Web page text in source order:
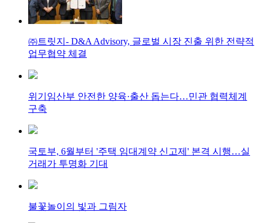
㈜트릿지- D&A Advisory, 글로벌 시장 진출 위한 전략적
업무협약 체결
위기임산부 안전한 양육·출산 돕는다…민관 협력체계
구축
국토부, 6월부터 '주택 임대계약 신고제' 본격 시행…실
거래가 투명화 기대
불꽃놀이의 빛과 그림자